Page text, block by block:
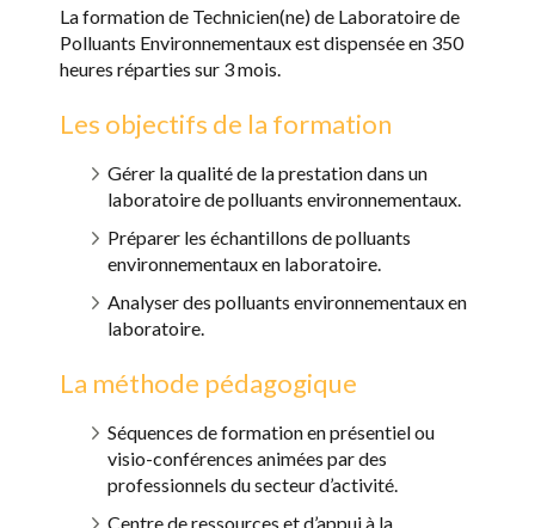
La formation de Technicien(ne) de Laboratoire de
Polluants Environnementaux est dispensée en 350
heures réparties sur 3 mois.
Les objectifs de la formation
Gérer la qualité de la prestation dans un
laboratoire de polluants environnementaux.
Préparer les échantillons de polluants
environnementaux en laboratoire.
Analyser des polluants environnementaux en
laboratoire.
La méthode pédagogique
Séquences de formation en présentiel ou
visio-conférences animées par des
professionnels du secteur d’activité.
Centre de ressources et d’appui à la